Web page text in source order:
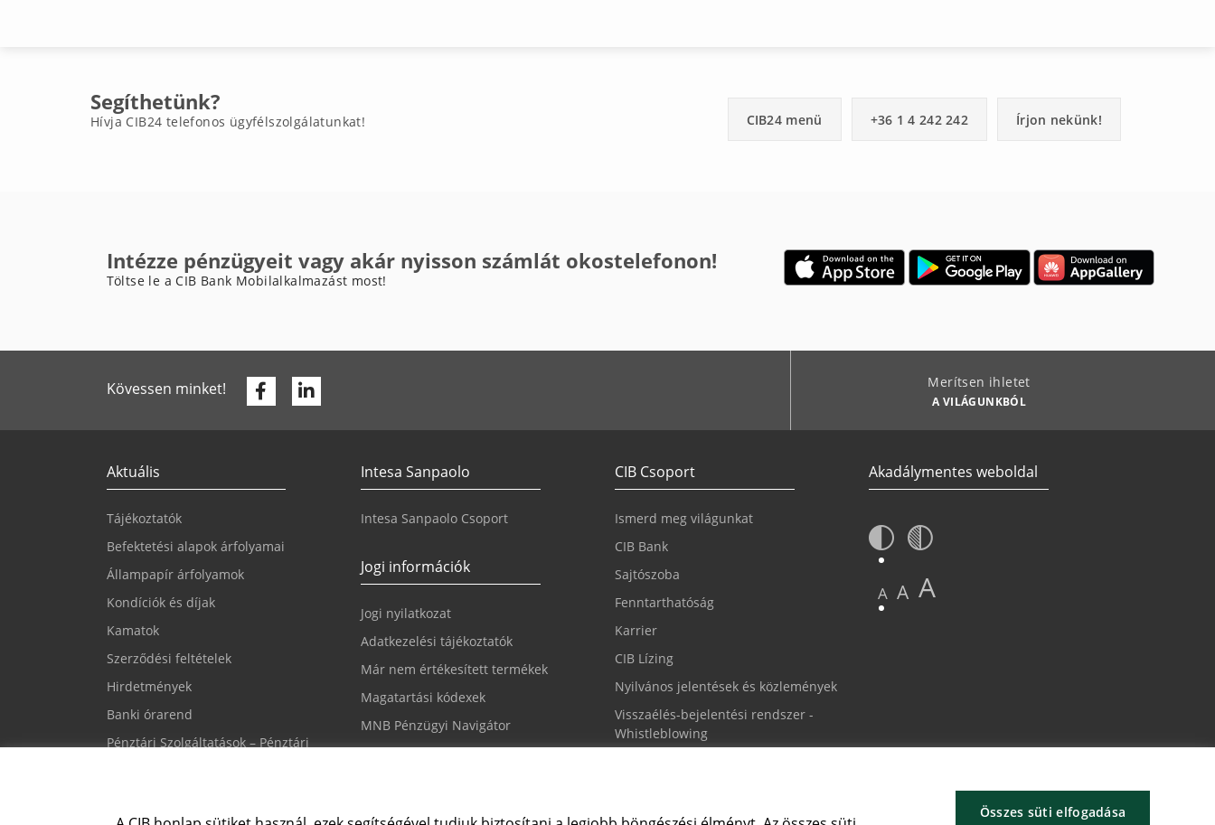
Összes süti elfogadása
Segíthetünk?
Hívja CIB24 telefonos ügyfélszolgálatunkat! CIB24 menü +36 1 4 242 242 Írjon nekünk!
Intézze pénzügyeit vagy akár nyisson számlát okostelefonon!
Töltse le a CIB Bank Mobilalkalmazást most!
Kövessen minket! FacebookLinkedin Merítsen ihletet
A VILÁGUNKBÓL
Aktuális
Tájékoztatók
Befektetési alapok árfolyamai
Állampapír árfolyamok
Kondíciók és díjak
Kamatok
Szerződési feltételek
Hirdetmények
Banki órarend
Pénztári Szolgáltatások – Pénztári
Intesa Sanpaolo
Intesa Sanpaolo Csoport
Jogi információk
Jogi nyilatkozat
Adatkezelési tájékoztatók
Már nem értékesített termékek
Magatartási kódexek
MNB Pénzügyi Navigátor
Süti beállítások módosítása
CIB Csoport
Ismerd meg világunkat
CIB Bank
Sajtószoba
Fenntarthatóság
Karrier
CIB Lízing
Nyilvános jelentések és közlemények
Visszaélés-bejelentési rendszer -
Whistleblowing
Akadálymentes weboldal
A A A